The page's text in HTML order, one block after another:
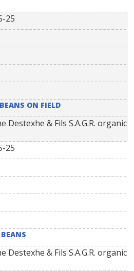
25
ON FIELD
Destexhe & Fils S.A.G.R. organic
25
Destexhe & Fils S.A.G.R. organic